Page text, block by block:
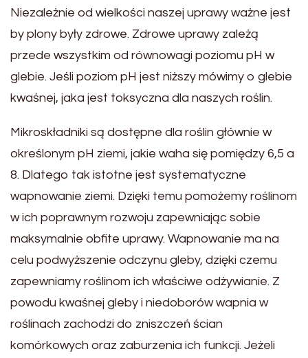
Niezależnie od wielkości naszej uprawy ważne jest
by plony były zdrowe. Zdrowe uprawy zależą
przede wszystkim od równowagi poziomu pH w
glebie. Jeśli poziom pH jest niższy mówimy o glebie
kwaśnej, jaka jest toksyczna dla naszych roślin.
Mikroskładniki są dostępne dla roślin głównie w
określonym pH ziemi, jakie waha się pomiędzy 6,5 a
8. Dlatego tak istotne jest systematyczne
wapnowanie ziemi. Dzięki temu pomożemy roślinom
w ich poprawnym rozwoju zapewniając sobie
maksymalnie obfite uprawy. Wapnowanie ma na
celu podwyższenie odczynu gleby, dzięki czemu
zapewniamy roślinom ich właściwe odżywianie. Z
powodu kwaśnej gleby i niedoborów wapnia w
roślinach zachodzi do zniszczeń ścian
komórkowych oraz zaburzenia ich funkcji. Jeżeli